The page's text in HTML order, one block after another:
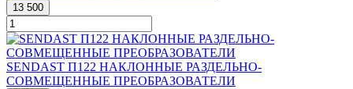
13 500
SENDAST П122 НАКЛОННЫЕ РАЗДЕЛЬНО-
СОВМЕЩЕННЫЕ ПРЕОБРАЗОВАТЕЛИ